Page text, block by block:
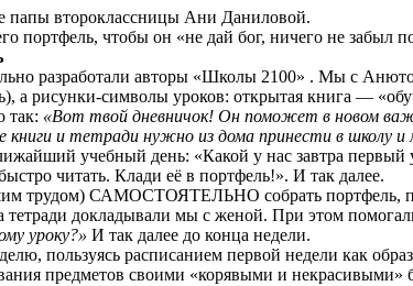
папы второклассницы Ани Даниловой.
портфель, чтобы он «не дай бог, ничего не забыл
разработали авторы «Школы 2100» . Мы с
а рисунки-символы уроков: открытая книга —
так: «Вот твой дневничок! Он поможет в новом
книги и тетради нужно из дома принести в школу
учебный день: «Какой у нас завтра
читать. Клади её в портфель!». И так далее.
трудом) САМОСТОЯТЕЛЬНО собрать портфель,
докладывали мы с женой. При этом
уроку?» И так далее до конца недели.
пользуясь расписанием первой недели как
предметов своими «корявыми и некрасивыми»